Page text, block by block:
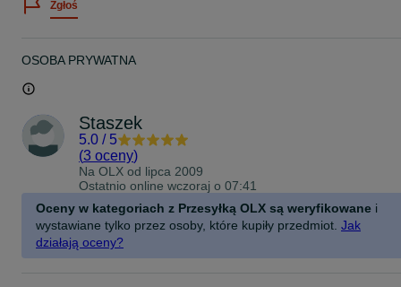
Podana cena dotyczy stojaka naturalnego (niemalowany),
pomalowany droższy o 10 zł.,
Zgłoś
OSOBA PRYWATNA
Staszek
5.0 / 5
(3 oceny)
Na OLX od lipca 2009
Ostatnio online wczoraj o 07:41
Oceny w kategoriach z Przesyłką OLX są weryfikowane i
wystawiane tylko przez osoby, które kupiły przedmiot. Jak
działają oceny?